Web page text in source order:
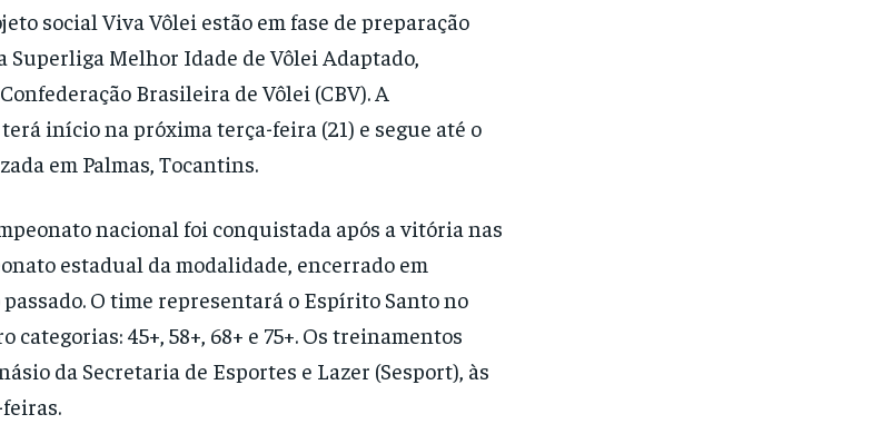
social Viva Vôlei estão em fase de preparação
Superliga Melhor Idade de Vôlei Adaptado,
Brasileira de Vôlei (CBV). A
início na próxima terça-feira (21) e segue até o
em Palmas, Tocantins.
nacional foi conquistada após a vitória nas
estadual da modalidade, encerrado em
O time representará o Espírito Santo no
categorias: 45+, 58+, 68+ e 75+. Os treinamentos
da Secretaria de Esportes e Lazer (Sesport), às